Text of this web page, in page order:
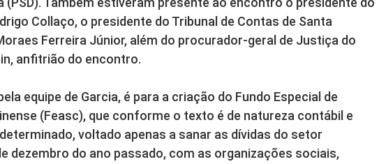
Collaço, o presidente do Tribunal de Contas de Santa
Ferreira Júnior, além do procurador-geral de Justiça do
anfitrião do encontro.
equipe de Garcia, é para a criação do Fundo Especial de
(Feasc), que conforme o texto é de natureza contábil e
voltado apenas a sanar as dívidas do setor
dezembro do ano passado, com as organizações sociais,